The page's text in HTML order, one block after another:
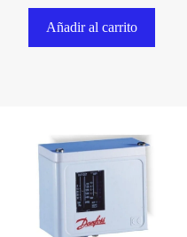
Añadir al carrito